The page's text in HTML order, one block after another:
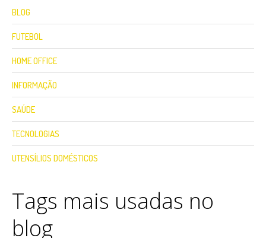
BLOG
FUTEBOL
HOME OFFICE
INFORMAÇÃO
SAÚDE
TECNOLOGIAS
UTENSÍLIOS DOMÉSTICOS
Tags mais usadas no
blog